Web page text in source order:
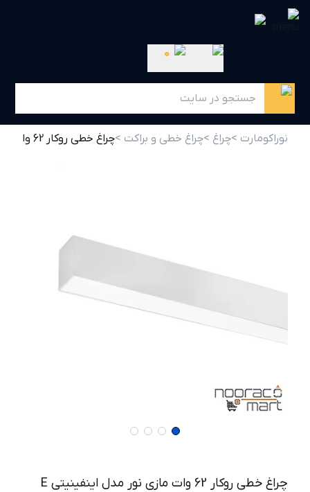
0
نوراکومارت >چراغ >چراغ خطی و براکت >چراغ خطی روکار 62 وات مازی نور مدل اینفینیتی E
چراغ خطی روکار 62 وات مازی نور مدل اینفینیتی E